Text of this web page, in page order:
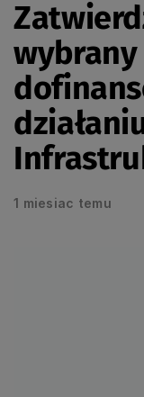
wybrany
1 miesiac temu